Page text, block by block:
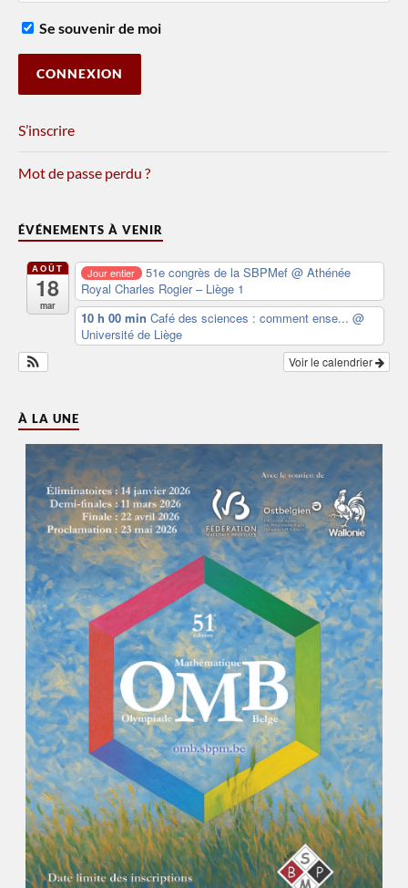
Se souvenir de moi
S’inscrire
Mot de passe perdu ?
ÉVÉNEMENTS À VENIR
AOÛT
18
mar
Jour entier 51e congrès de la SBPMef@ Athénée
Royal Charles Rogier – Liège 1
10 h 00 min Café des sciences : comment ense... @
Université de Liège
Voir le calendrier
À LA UNE